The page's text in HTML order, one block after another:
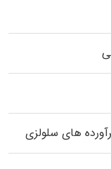
های سلولزی